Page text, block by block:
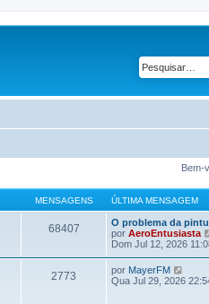
Bem-
MENSAGENS ÚLTIMA MENSAGEM
68407
O problema da
por AeroEntusiasta
Dom Jul 12, 2026
2773 por MayerFM
e
Qua Jul 29, 2026